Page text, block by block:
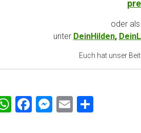
oder als
unter DeinHilden,
Euch hat unser
WhatsApp
Facebook
Messenger
Email